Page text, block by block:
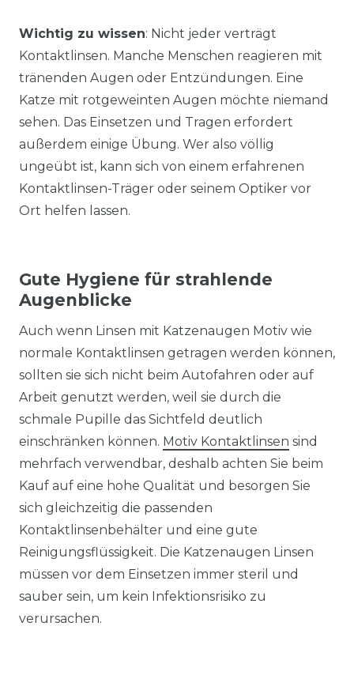
Wichtig zu wissen: Nicht jeder verträgt
Kontaktlinsen. Manche Menschen reagieren mit
tränenden Augen oder Entzündungen. Eine
Katze mit rotgeweinten Augen möchte niemand
sehen. Das Einsetzen und Tragen erfordert
außerdem einige Übung. Wer also völlig
ungeübt ist, kann sich von einem erfahrenen
Kontaktlinsen-Träger oder seinem Optiker vor
Ort helfen lassen.
Gute Hygiene für strahlende
Augenblicke
Auch wenn Linsen mit Katzenaugen Motiv wie
normale Kontaktlinsen getragen werden können,
sollten sie sich nicht beim Autofahren oder auf
Arbeit genutzt werden, weil sie durch die
schmale Pupille das Sichtfeld deutlich
einschränken können. Motiv Kontaktlinsen sind
mehrfach verwendbar, deshalb achten Sie beim
Kauf auf eine hohe Qualität und besorgen Sie
sich gleichzeitig die passenden
Kontaktlinsenbehälter und eine gute
Reinigungsflüssigkeit. Die Katzenaugen Linsen
müssen vor dem Einsetzen immer steril und
sauber sein, um kein Infektionsrisiko zu
verursachen.